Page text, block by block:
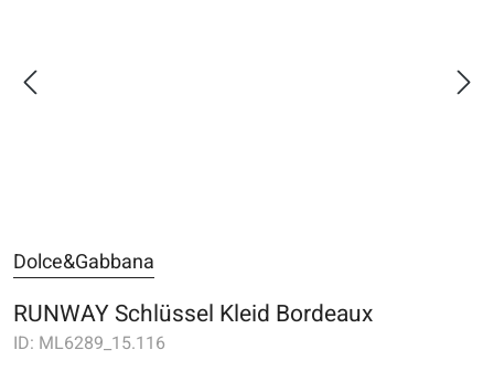
Dolce&Gabbana
RUNWAY Schlüssel Kleid Bordeaux
ID: ML6289_15.116